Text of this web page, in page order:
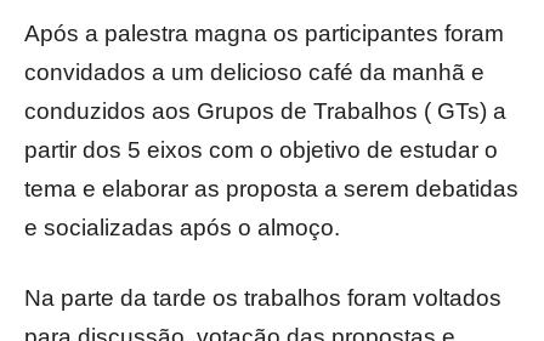
Após a palestra magna os participantes foram
convidados a um delicioso café da manhã e
conduzidos aos Grupos de Trabalhos ( GTs) a
partir dos 5 eixos com o objetivo de estudar o
tema e elaborar as proposta a serem debatidas
e socializadas após o almoço.
Na parte da tarde os trabalhos foram voltados